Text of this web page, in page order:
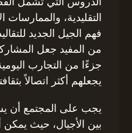
التقليدية، والممارسات
فهم الجيل الجديد
من المفيد جعل
جزءًا من التجارب
يجعلهم أكثر اتصالاً
يجب على المجتمع أن
بين الأجيال، حيث يمكن